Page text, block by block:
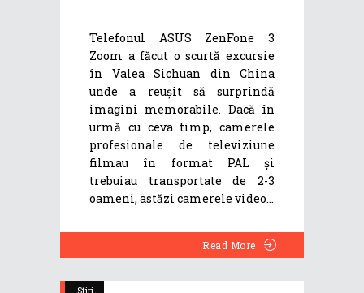
Telefonul ASUS ZenFone 3
Zoom a făcut o scurtă excursie
în Valea Sichuan din China
unde a reușit să surprindă
imagini memorabile. Dacă în
urmă cu ceva timp, camerele
profesionale de televiziune
filmau în format PAL și
trebuiau transportate de 2-3
oameni, astăzi camerele video
Read More
Stiri